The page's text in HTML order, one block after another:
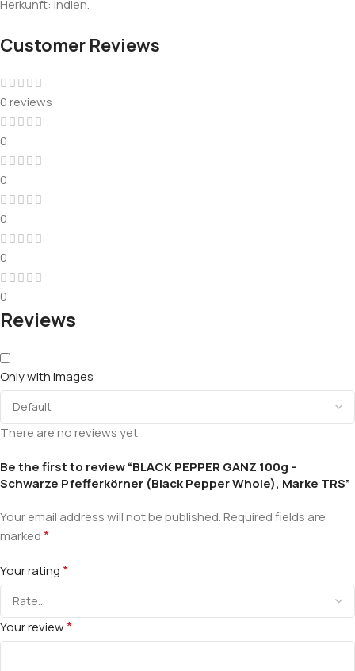
Herkunft: Indien.
Customer Reviews
0 reviews
0
0
0
0
0
Reviews
Only with images
There are no reviews yet.
Be the first to review “BLACK PEPPER GANZ 100g –
Schwarze Pfefferkörner (Black Pepper Whole), Marke TRS”
Your email address will not be published.Required fields are
marked*
Your rating*
Your review*